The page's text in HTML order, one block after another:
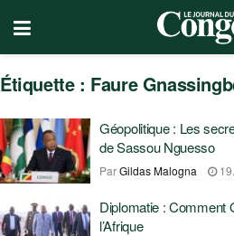
Étiquette : Faure
Géopolitique : Les
de Sassou Nguesso
ParGildas Malogna
Diplomatie : Comment
l’Afrique